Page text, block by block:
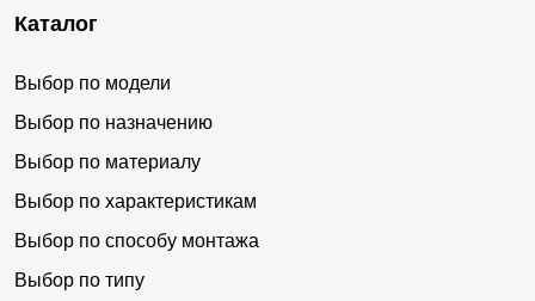
Каталог
Выбор по модели
Выбор по назначению
Выбор по материалу
Выбор по характеристикам
Выбор по способу монтажа
Выбор по типу